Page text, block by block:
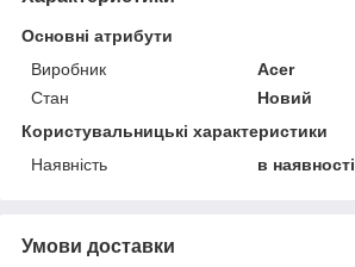
Основні атрибути
Виробник
Acer
Стан
Новий
Користувальницькі характеристики
Наявність
в наявності
Умови доставки